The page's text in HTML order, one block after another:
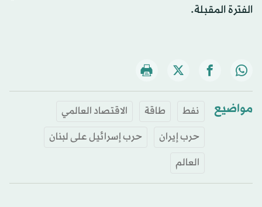
الفترة المقبلة.
مواضيع نفط طاقة
الاقتصاد العالمي
حرب إيران
حرب إسرائيل على لبنان
العالم